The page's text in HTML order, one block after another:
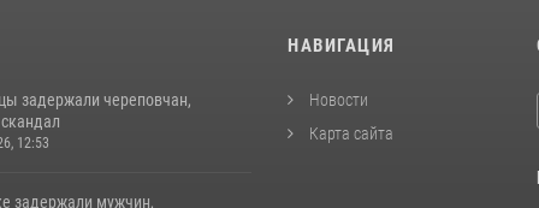
задержали череповчан,
12:53
задержали мужчин,
НАВИГАЦИЯ
Новости
Карта сайта